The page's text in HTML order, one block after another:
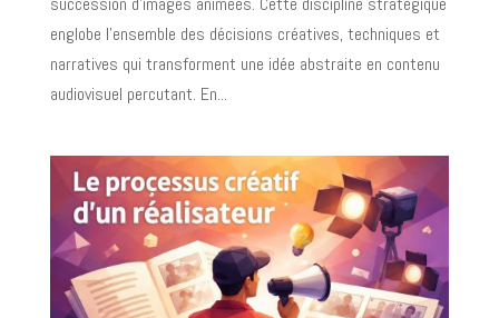
englobe l'ensemble des décisions créatives, techniques et
narratives qui transforment une idée abstraite en contenu
audiovisuel percutant. En...